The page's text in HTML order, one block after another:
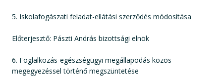
5. Iskolafogászati feladat-ellátási szerződés módosítása
Előterjesztő: Pászti András bizottsági elnök
6. Foglalkozás-egészségügyi megállapodás közös
megegyezéssel történő megszüntetése